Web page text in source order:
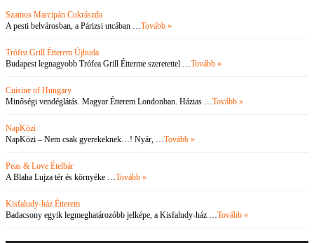
Szamos Marcipán Cukrászda
A pesti belvárosban, a Párizsi utcában … Tovább »
Trófea Grill Étterem Újbuda
Budapest legnagyobb Trófea Grill Étterme szeretettel … Tovább »
Cuisine of Hungary
Minőségi vendéglátás. Magyar Étterem Londonban. Házias … Tovább »
NapKözi
NapKözi – Nem csak gyerekeknek…! Nyár, … Tovább »
Peas & Love Ételbár
A Blaha Lujza tér és környéke … Tovább »
Kisfaludy-ház Étterem
Badacsony egyik legmeghatározóbb jelképe, a Kisfaludy-ház … Tovább »